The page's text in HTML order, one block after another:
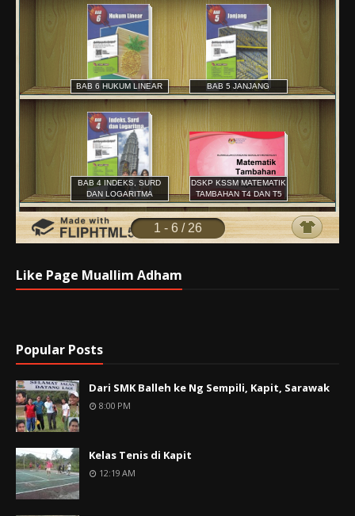
Like Page Muallim Adham
Popular Posts
Dari SMK Balleh ke Ng Sempili, Kapit, Sarawak
8:00 PM
Kelas Tenis di Kapit
12:19 AM